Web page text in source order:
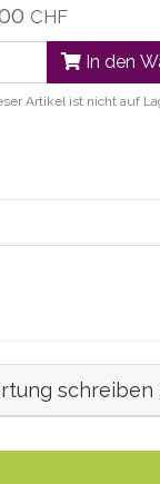
CHF
In den
Artikel ist nicht auf
schreiben